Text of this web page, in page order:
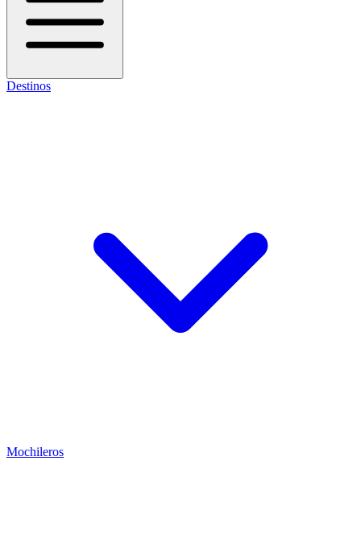
Destinos
Mochileros